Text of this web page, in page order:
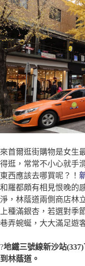
來首爾逛街購物是女生
得逛，常常不小心就手
東西應該去哪買呢？！
和羅都頗有相見恨晚的
淨，林蔭道兩側商店林
上種滿銀杏，若選對季
巷弄蜿蜒，大大滿足遊
?地鐵三號線新沙站
到林蔭道。